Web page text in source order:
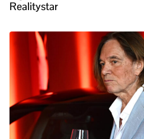
Realitystar